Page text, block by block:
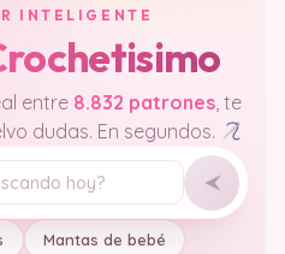
INTELIGENTE
entre 8.832 patrones, te
dudas. En segundos.
Mantas de bebé